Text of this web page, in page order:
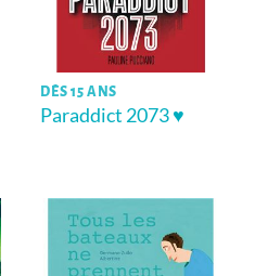
DÈS 15 ANS
Paraddict 2073 ♥